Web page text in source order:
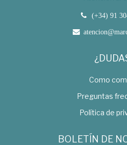
(+34) 91
Como
Preguntas
Política de
BOLETÍN DE